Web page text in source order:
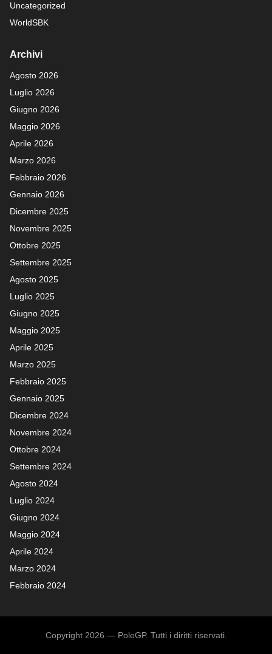
Uncategorized
WorldSBK
Archivi
Agosto 2026
Luglio 2026
Giugno 2026
Maggio 2026
Aprile 2026
Marzo 2026
Febbraio 2026
Gennaio 2026
Dicembre 2025
Novembre 2025
Ottobre 2025
Settembre 2025
Agosto 2025
Luglio 2025
Giugno 2025
Maggio 2025
Aprile 2025
Marzo 2025
Febbraio 2025
Gennaio 2025
Dicembre 2024
Novembre 2024
Ottobre 2024
Settembre 2024
Agosto 2024
Luglio 2024
Giugno 2024
Maggio 2024
Aprile 2024
Marzo 2024
Febbraio 2024
Copyright 2026 — PoleGP. Tutti i diritti riservati.